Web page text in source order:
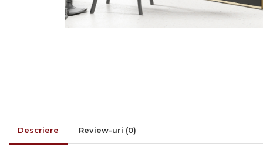
Suporturi si tavi
Dormitor
Descriere Review-uri (0)